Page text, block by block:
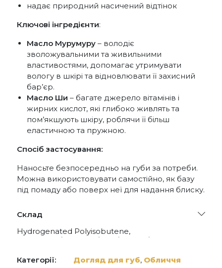
надає природний насичений відтінок
Ключові інгредієнти:
Масло Мурумуру – володіє
зволожувальними та живильними
властивостями, допомагає утримувати
вологу в шкірі та відновлювати її захисний
бар’єр.
Масло Ши – багате джерело вітамінів і
жирних кислот, які глибоко живлять та
пом’якшують шкіру, роблячи її більш
еластичною та пружною.
Спосіб застосування:
Наносьте безпосередньо на губи за потреби.
Можна використовувати самостійно, як базу
під помаду або поверх неї для надання блиску.
Склад
Hydrogenated Polyisobutene,
Phytosteryl/isostearyl/cetyl/ Stearyl/behenyl
Olefin), Diisostearyl Malate, Polybutene,
Категорії: Догляд для губ, Обличчя